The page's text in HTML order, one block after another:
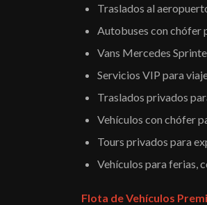
Traslados al
Autobuses con chófer
Vans Mercedes
Servicios VIP para
Traslados privados
Vehículos con chófer
Tours privados para
Vehículos para ferias,
Flota de Vehículos